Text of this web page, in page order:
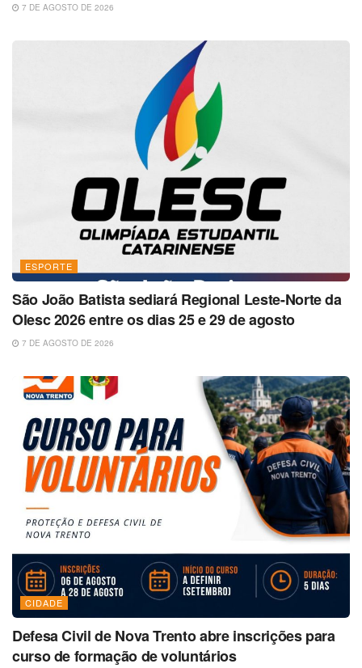
7 DE AGOSTO DE 2026
ESPORTE
São João Batista sediará Regional Leste-Norte da
Olesc 2026 entre os dias 25 e 29 de agosto
7 DE AGOSTO DE 2026
CIDADE
Defesa Civil de Nova Trento abre inscrições para
curso de formação de voluntários